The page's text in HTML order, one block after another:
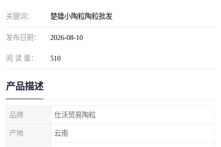
关键词： 楚雄小陶粒陶粒批发
发布日期： 2026-08-10
阅 读 量： 510
产品描述
品牌 仕沃贸易陶粒
产地 云南